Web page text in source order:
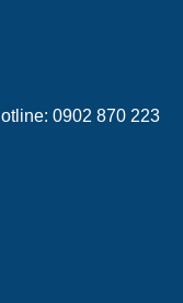
0902 870 223